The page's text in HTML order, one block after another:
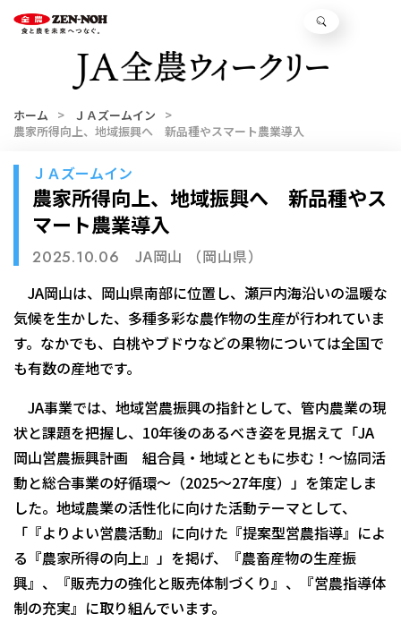
ホーム
ＪＡズームイン
農家所得向上、地域振興へ 新品種やスマート農業導入
ＪＡズームイン
農家所得向上、地域振興へ 新品種やス
マート農業導入
2025.10.06
JA岡山 （岡山県）
JA岡山は、岡山県南部に位置し、瀬戸内海沿いの温暖な
気候を生かした、多種多彩な農作物の生産が行われていま
す。なかでも、白桃やブドウなどの果物については全国で
も有数の産地です。
JA事業では、地域営農振興の指針として、管内農業の現
状と課題を把握し、10年後のあるべき姿を見据えて「JA
岡山営農振興計画 組合員・地域とともに歩む！〜協同活
動と総合事業の好循環〜（2025〜27年度）」を策定しま
した。地域農業の活性化に向けた活動テーマとして、
「『よりよい営農活動』に向けた『提案型営農指導』によ
る『農家所得の向上』」を掲げ、『農畜産物の生産振
興』、『販売力の強化と販売体制づくり』、『営農指導体
制の充実』に取り組んでいます。